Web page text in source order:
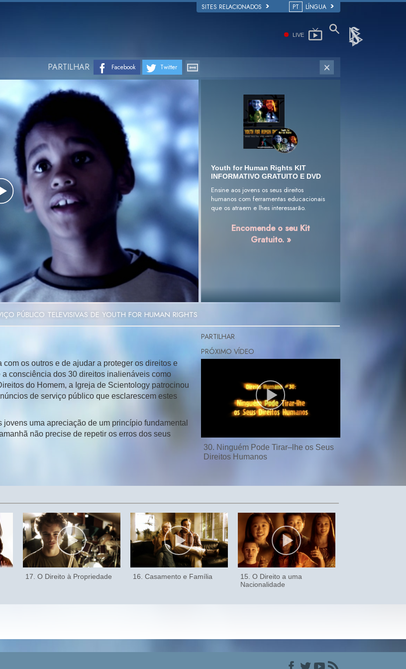
SITES RELACIONADOS PT LÍNGUA
LIVE
PARTILHAR Facebook Twitter
Play
Video
PÚBLICO TELEVISIVAS DE YOUTH FOR HUMAN RIGHTS
Youth for Human Rights KIT
INFORMATIVO GRATUITO E DVD
Ensine aos jovens os seus direitos
humanos com ferramentas educacionais
que os atraem e lhes interessarão.
Encomende o seu Kit
Gratuito. »
os outros e de ajudar a proteger os direitos e
consciência dos 30 direitos inalienáveis como
do Homem, a Igreja de Scientology patrocinou
de serviço público que esclarescem estes
uma apreciação de um princípio fundamental
não precise de repetir os erros dos seus
PARTILHAR
30. Ninguém Pode Tirar–lhe os Seus
Direitos Humanos
17. O Direito à Propriedade 16. Casamento e Família
15. O Direito a uma
Nacionalidade